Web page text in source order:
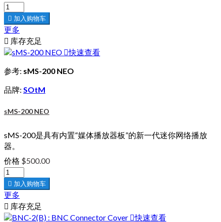
 加入购物车
更多
 库存充足
快速查看
参考: sMS-200 NEO
品牌: SOtM
sMS-200 NEO
sMS-200是具有内置“媒体播放器板”的新一代迷你网络播放
器。
价格 $500.00
 加入购物车
更多
 库存充足
快速查看